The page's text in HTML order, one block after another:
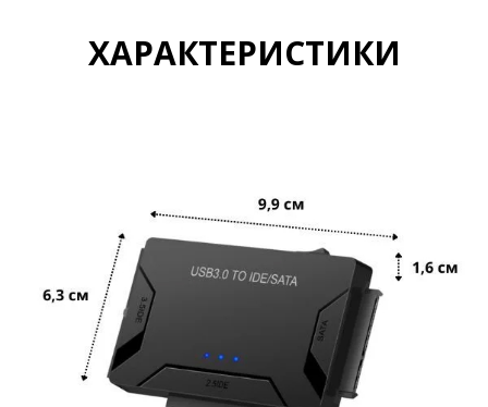
ХАРАКТЕРИСТИКИ